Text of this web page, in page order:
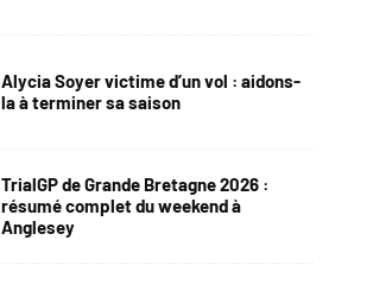
Alycia Soyer victime d’un vol : aidons-
la à terminer sa saison
TrialGP de Grande Bretagne 2026 :
résumé complet du weekend à
Anglesey